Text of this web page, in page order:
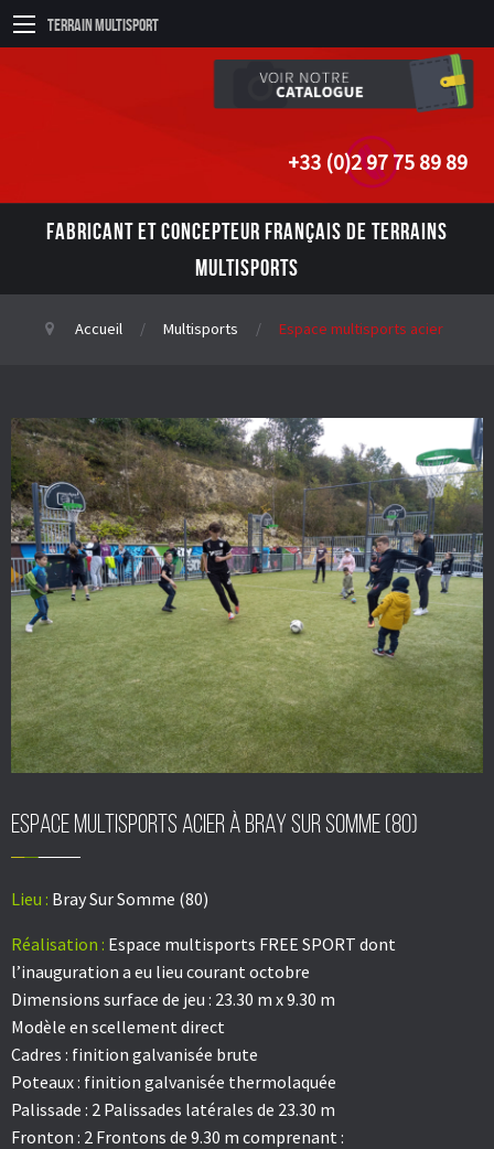
Terrain Multisport
+33 (0)2 97 75 89 89
FABRICANT ET CONCEPTEUR FRANÇAIS DE TERRAINS
MULTISPORTS
Accueil Multisports Espace multisports acier
Espace multisports acier à BRAY SUR SOMME (80)
Lieu : Bray Sur Somme (80)
Réalisation : Espace multisports FREE SPORT dont
l’inauguration a eu lieu courant octobre
Dimensions surface de jeu : 23.30 m x 9.30 m
Modèle en scellement direct
Cadres : finition galvanisée brute
Poteaux : finition galvanisée thermolaquée
Palissade : 2 Palissades latérales de 23.30 m
Fronton : 2 Frontons de 9.30 m comprenant :